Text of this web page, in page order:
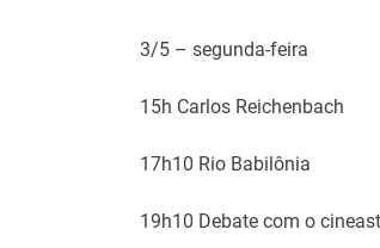
3/5 – segunda-feira
15h Carlos Reichenbach
17h10 Rio Babilônia
19h10 Debate com o